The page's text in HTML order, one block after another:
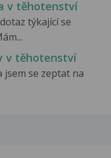
v těhotenství
týkající se
v těhotenství
jsem se zeptat na